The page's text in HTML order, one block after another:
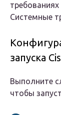
требованиях
Системные
запуска
Выполните
чтобы